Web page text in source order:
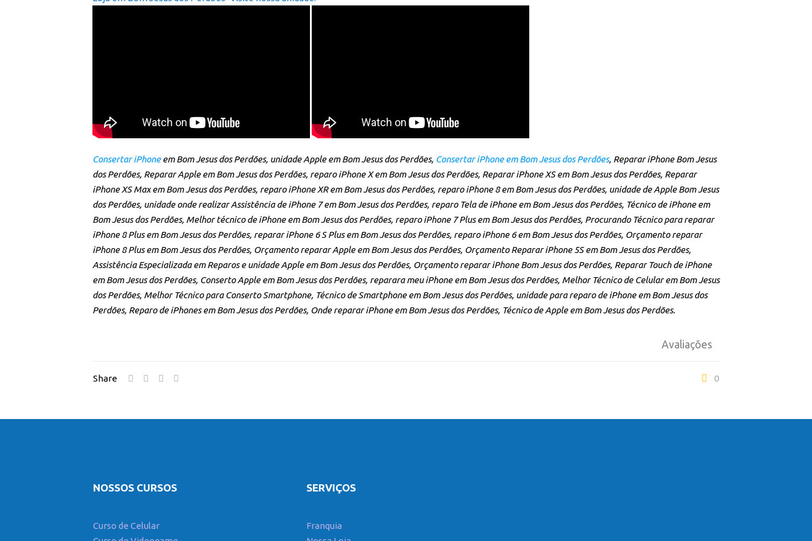
Consertar iPhoneem Bom Jesus dos Perdões, unidade Apple em Bom Jesus dos Perdões, Consertar iPhone em Bom Jesus dos Perdões, Reparar iPhone Bom Jesus
dos Perdões, Reparar Apple em Bom Jesus dos Perdões, reparo iPhone X em Bom Jesus dos Perdões, Reparar iPhone XS em Bom Jesus dos Perdões, Reparar
iPhone XS Max em Bom Jesus dos Perdões, reparo iPhone XR em Bom Jesus dos Perdões, reparo iPhone 8 em Bom Jesus dos Perdões, unidade de Apple Bom Jesus
dos Perdões, unidade onde realizar Assistência de iPhone 7 em Bom Jesus dos Perdões, reparo Tela de iPhone em Bom Jesus dos Perdões, Técnico de iPhone em
Bom Jesus dos Perdões, Melhor técnico de iPhone em Bom Jesus dos Perdões, reparo iPhone 7 Plus em Bom Jesus dos Perdões, Procurando Técnico para reparar
iPhone 8 Plus em Bom Jesus dos Perdões, reparar iPhone 6 S Plus em Bom Jesus dos Perdões, reparo iPhone 6 em Bom Jesus dos Perdões, Orçamento reparar
iPhone 8 Plus em Bom Jesus dos Perdões, Orçamento reparar Apple em Bom Jesus dos Perdões, Orçamento Reparar iPhone 5S em Bom Jesus dos Perdões,
Assistência Especializada em Reparos e unidade Apple em Bom Jesus dos Perdões, Orçamento reparar iPhone Bom Jesus dos Perdões, Reparar Touch de iPhone
em Bom Jesus dos Perdões, Conserto Apple em Bom Jesus dos Perdões, reparara meu iPhone em Bom Jesus dos Perdões, Melhor Técnico de Celular em Bom Jesus
dos Perdões, Melhor Técnico para Conserto Smartphone, Técnico de Smartphone em Bom Jesus dos Perdões, unidade para reparo de iPhone em Bom Jesus dos
Perdões, Reparo de iPhones em Bom Jesus dos Perdões, Onde reparar iPhone em Bom Jesus dos Perdões, Técnico de Apple em Bom Jesus dos Perdões.
Avaliações
Share 0
NOSSOS CURSOS
Curso de Celular
SERVIÇOS
Franquia